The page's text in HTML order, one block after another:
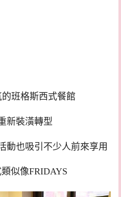
班格斯西式餐館
新裝潢轉型
動也吸引不少人前來享用
似像FRIDAYS